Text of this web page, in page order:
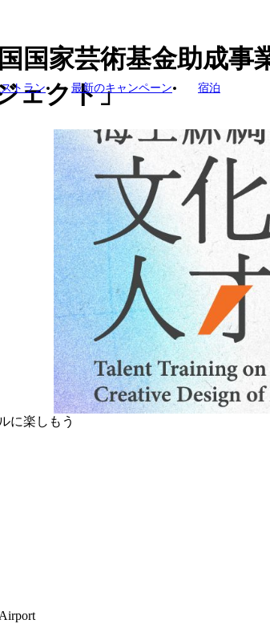
ストラン 最新のキャンペーン 宿泊
国家芸術基金助成
ェクト」
MGMが主催する、2025年度 国家芸術基
クロードに関わる文化史の研究と革新的
ることを目的としています。
全国から選抜された30名の参加者が
ィ＋デザイン実践」を統合したプロ
MGM Museumが中核となる研修拠点
シルクロードの美学から文化遺産と
を目指します。
お問い合わせ：(+853) 8802 3833
メール：nationalartsfund@mgm.mo
に楽しもう